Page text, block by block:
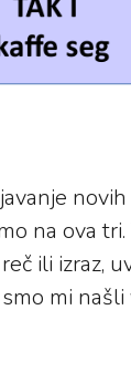
na ova
ili izraz,
mi